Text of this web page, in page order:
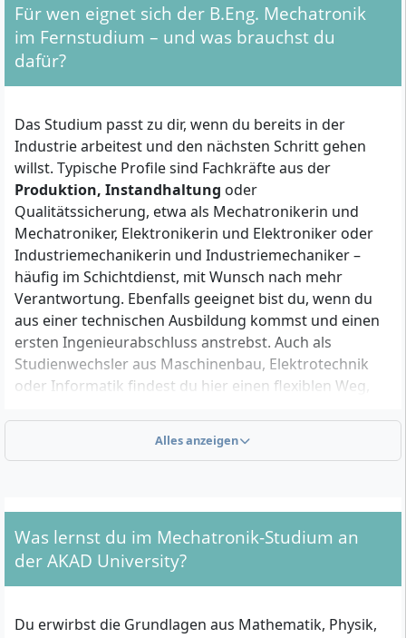
Für wen eignet sich der B.Eng. Mechatronik
im Fernstudium – und was brauchst du
dafür?
Das Studium passt zu dir, wenn du bereits in der
Industrie arbeitest und den nächsten Schritt gehen
willst. Typische Profile sind Fachkräfte aus der
Produktion, Instandhaltung oder
Qualitätssicherung, etwa als Mechatronikerin und
Mechatroniker, Elektronikerin und Elektroniker oder
Industriemechanikerin und Industriemechaniker –
häufig im Schichtdienst, mit Wunsch nach mehr
Verantwortung. Ebenfalls geeignet bist du, wenn du
aus einer technischen Ausbildung kommst und einen
ersten Ingenieurabschluss anstrebst. Auch als
Studienwechsler aus Maschinenbau, Elektrotechnik
oder Informatik findest du hier einen flexiblen Weg,
Für die Einschreibung in den Bachelor Mechatronik
(B.Eng.) werden formale Nachweise und fachliche
Grundlagen erwartet. Wichtig sind:
Hochschulzugang: allgemeine Hochschulreife oder
Unterrichtssprache: Deutsch; empfohlen sind
Alles anzeigen
Was lernst du im Mechatronik-Studium an
der AKAD University?
Du erwirbst die Grundlagen aus Mathematik, Physik,